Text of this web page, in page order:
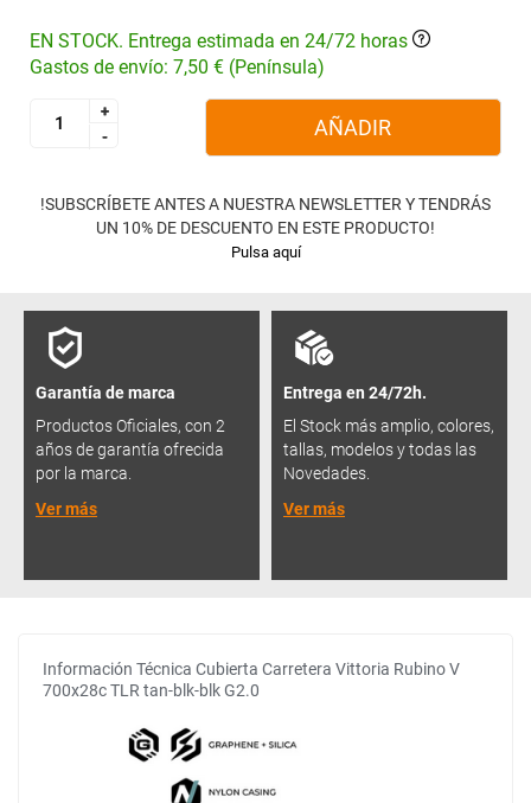
EN STOCK. Entrega estimada en 24/72 horas
Gastos de envío: 7,50 € (Península)
+
-
+
-
AÑADIR
!SUBSCRÍBETE ANTES A NUESTRA NEWSLETTER Y TENDRÁS
UN 10% DE DESCUENTO EN ESTE PRODUCTO!
Pulsa aquí
Garantía de marca
Productos Oficiales, con 2
años de garantía ofrecida
por la marca.
Ver más
Entrega en 24/72h.
El Stock más amplio, colores,
tallas, modelos y todas las
Novedades.
Ver más
Información Técnica Cubierta Carretera Vittoria Rubino V
700x28c TLR tan-blk-blk G2.0